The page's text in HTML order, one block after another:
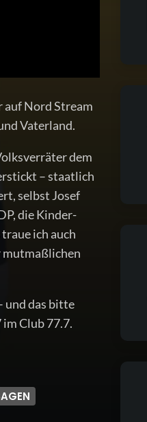
auf Nord Stream
Vaterland.
dem
– staatlich
selbst Josef
die Kinder-
ich auch
mutmaßlichen
und das bitte
Club 77.7.